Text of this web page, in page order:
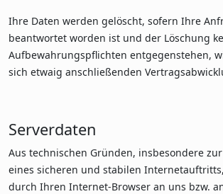
Ihre Daten werden gelöscht, sofern Ihre
beantwortet worden ist und der Löschung
Aufbewahrungspflichten entgegenstehen,
sich etwaig anschließenden
Serverdaten
Aus technischen Gründen, insbesondere
eines sicheren und stabilen
durch Ihren Internet-Browser an uns bzw.